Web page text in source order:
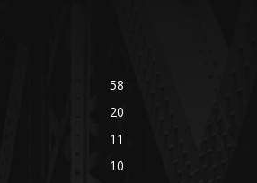
58
20
11
10